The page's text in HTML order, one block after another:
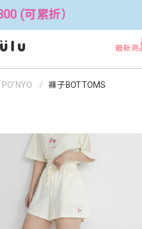
全館3件88折！🦄 滿
最新商
PO’NYO 褲子BOTTOMS